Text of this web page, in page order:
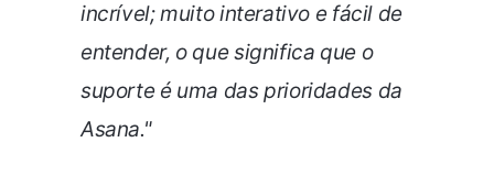
incrível; muito interativo e fácil de
entender, o que significa que o
suporte é uma das prioridades da
Asana."